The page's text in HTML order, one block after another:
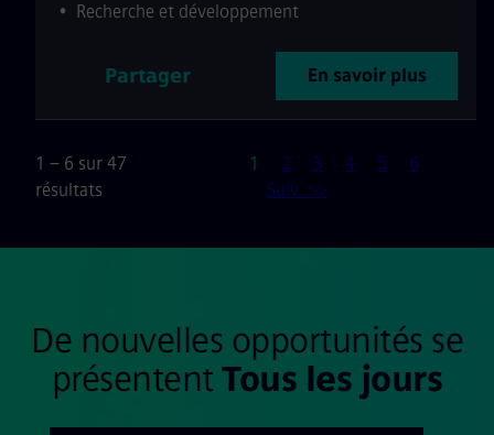
• Recherche et développement
Partager En savoir plus
1 – 6 sur 47
résultats
Page
1 2 3 4 5
6
Suiv. >>
De nouvelles opportunités se
présententTous les jours